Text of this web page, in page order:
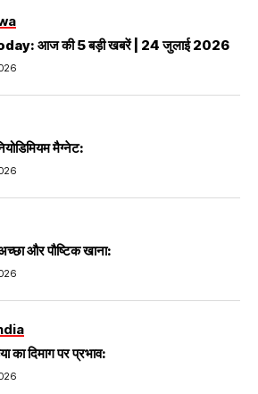
आज की 5 बड़ी खबरें | 24 जुलाई 2026
मैग्नेट:
और पौष्टिक खाना:
का दिमाग पर प्रभाव: